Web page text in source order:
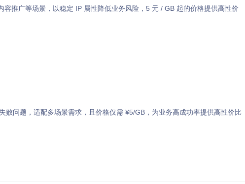
推广等场景，以稳定 IP 属性降低业务风险，5 元 / GB 起的价格提供高性价
问题，适配多场景需求，且价格仅需 ¥5/GB，为业务高成功率提供高性价比